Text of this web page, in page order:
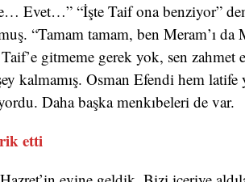
Evet…” “İşte Taif ona benziyor”
“Tamam tamam, ben Meram’ı
gitmeme gerek yok, sen zahmet
kalmamış. Osman Efendi hem latife
Daha başka menkıbeleri de var.
etti